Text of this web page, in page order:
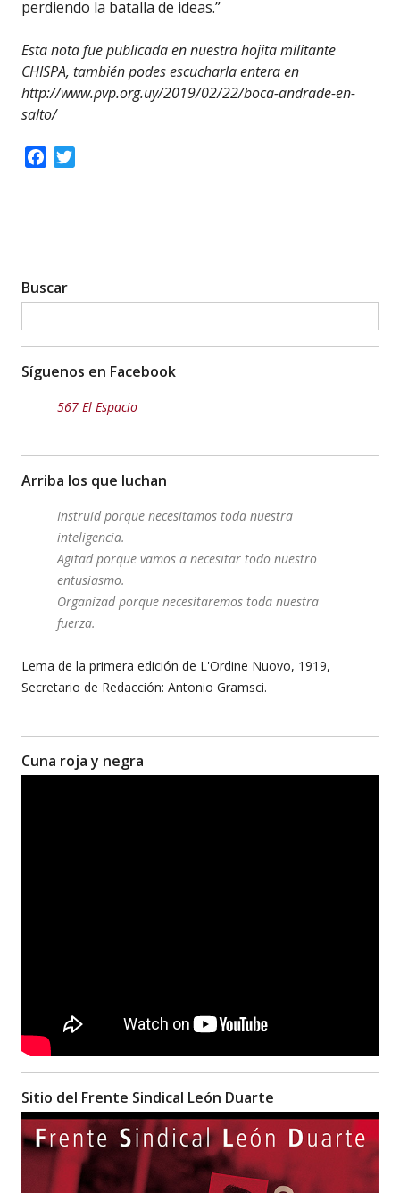
perdiendo la batalla de ideas.”
Esta nota fue publicada en nuestra hojita militante
CHISPA, también podes escucharla entera en
http://www.pvp.org.uy/2019/02/22/boca-andrade-en-
salto/
Facebook
Buscar
Síguenos en Facebook
567 El Espacio
Arriba los que luchan
Instruid porque necesitamos toda nuestra
inteligencia.
Agitad porque vamos a necesitar todo nuestro
entusiasmo.
Organizad porque necesitaremos toda nuestra
fuerza.
Lema de la primera edición de L'Ordine Nuovo, 1919,
Secretario de Redacción: Antonio Gramsci.
Cuna roja y negra
Sitio del Frente Sindical León Duarte